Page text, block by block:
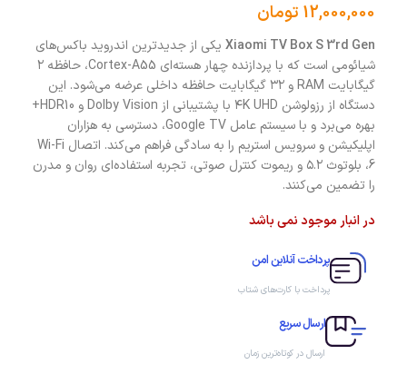
12,000,000 تومان
Xiaomi TV Box S 3rd Gen یکی از جدیدترین اندروید باکس‌های
شیائومی است که با پردازنده چهار هسته‌ای Cortex-A55، حافظه ۲
گیگابایت RAM و ۳۲ گیگابایت حافظه داخلی عرضه می‌شود. این
دستگاه از رزولوشن ۴K UHD با پشتیبانی از Dolby Vision و HDR10+
بهره می‌برد و با سیستم عامل Google TV، دسترسی به هزاران
اپلیکیشن و سرویس استریم را به سادگی فراهم می‌کند. اتصال Wi-Fi
6، بلوتوث ۵.۲ و ریموت کنترل صوتی، تجربه استفاده‌ای روان و مدرن
را تضمین می‌کنند.
در انبار موجود نمی باشد
پرداخت آنلاین امن
پرداخت با کارت‌های شتاب
ارسال سریع
ارسال در کوتاه‌ترین زمان